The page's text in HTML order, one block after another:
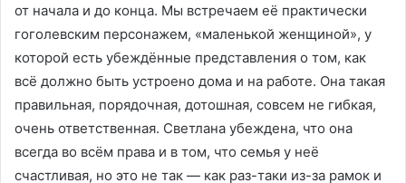
от начала и до конца. Мы встречаем её практически
гоголевским персонажем, «маленькой женщиной», у
которой есть убеждённые представления о том, как
всё должно быть устроено дома и на работе. Она такая
правильная, порядочная, дотошная, совсем не гибкая,
очень ответственная. Светлана убеждена, что она
всегда во всём права и в том, что семья у неё
счастливая, но это не так — как раз-таки из-за рамок и